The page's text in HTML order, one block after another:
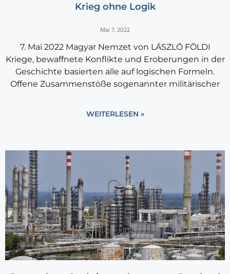
Krieg ohne Logik
Mai 7, 2022
7. Mai 2022 Magyar Nemzet von LÁSZLÓ FÖLDI
Kriege, bewaffnete Konflikte und Eroberungen in der
Geschichte basierten alle auf logischen Formeln.
Offene Zusammenstöße sogenannter militärischer
WEITERLESEN »